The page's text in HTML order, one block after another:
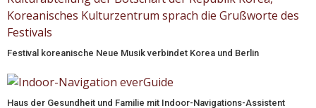
Festival koreanische Neue Musik verbindet Korea und Berlin
Haus der Gesundheit und Familie mit Indoor-Navigations-Assistent